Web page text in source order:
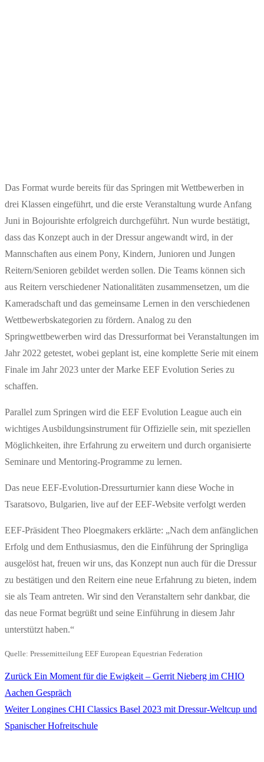
Das Format wurde bereits für das Springen mit Wettbewerben in
drei Klassen eingeführt, und die erste Veranstaltung wurde Anfang
Juni in Bojourishte erfolgreich durchgeführt. Nun wurde bestätigt,
dass das Konzept auch in der Dressur angewandt wird, in der
Mannschaften aus einem Pony, Kindern, Junioren und Jungen
Reitern/Senioren gebildet werden sollen. Die Teams können sich
aus Reitern verschiedener Nationalitäten zusammensetzen, um die
Kameradschaft und das gemeinsame Lernen in den verschiedenen
Wettbewerbskategorien zu fördern. Analog zu den
Springwettbewerben wird das Dressurformat bei Veranstaltungen im
Jahr 2022 getestet, wobei geplant ist, eine komplette Serie mit einem
Finale im Jahr 2023 unter der Marke EEF Evolution Series zu
schaffen.
Parallel zum Springen wird die EEF Evolution League auch ein
wichtiges Ausbildungsinstrument für Offizielle sein, mit speziellen
Möglichkeiten, ihre Erfahrung zu erweitern und durch organisierte
Seminare und Mentoring-Programme zu lernen.
Das neue EEF-Evolution-Dressurturnier kann diese Woche in
Tsaratsovo, Bulgarien, live auf der EEF-Website verfolgt werden
EEF-Präsident Theo Ploegmakers erklärte: „Nach dem anfänglichen
Erfolg und dem Enthusiasmus, den die Einführung der Springliga
ausgelöst hat, freuen wir uns, das Konzept nun auch für die Dressur
zu bestätigen und den Reitern eine neue Erfahrung zu bieten, indem
sie als Team antreten. Wir sind den Veranstaltern sehr dankbar, die
das neue Format begrüßt und seine Einführung in diesem Jahr
unterstützt haben.“
Quelle: Pressemitteilung EEF European Equestrian Federation
Beitragsnavigation
Zurück Vorheriger
Beitrag:
Ein Moment für die Ewigkeit – Gerrit Nieberg im CHIO
Aachen Gespräch
Weiter Nächster
Beitrag:
Longines CHI Classics Basel 2023 mit Dressur-Weltcup und
Spanischer Hofreitschule